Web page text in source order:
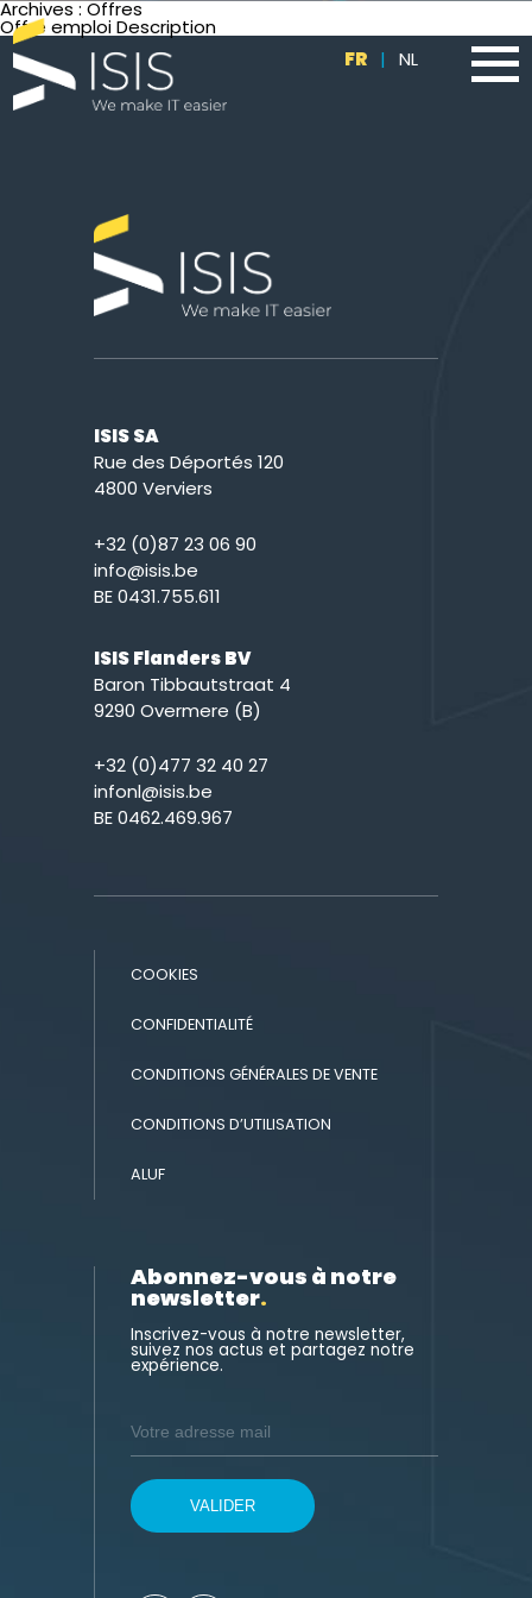
FR | NL
Archives :Offres
Offre emploi Description
ISIS SA
Rue des Déportés 120
4800 Verviers
+32 (0)87 23 06 90
info@isis.be
BE 0431.755.611
ISIS Flanders BV
Baron Tibbautstraat 4
9290 Overmere (B)
+32 (0)477 32 40 27
infonl@isis.be
BE 0462.469.967
COOKIES
CONFIDENTIALITÉ
CONDITIONS GÉNÉRALES DE VENTE
CONDITIONS D’UTILISATION
ALUF
Abonnez-vous à notre
newsletter.
Inscrivez-vous à notre newsletter,
suivez nos actus et partagez notre
expérience.